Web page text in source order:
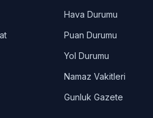
Hava Durumu
Puan Durumu
Yol Durumu
Namaz Vakitleri
Gunluk Gazete